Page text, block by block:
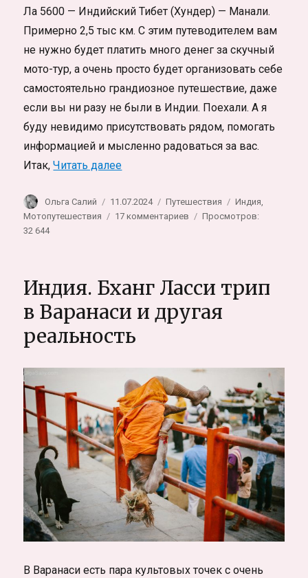
Ла 5600 — Индийский Тибет (Хундер) — Манали.
Примерно 2,5 тыс км. С этим путеводителем вам
не нужно будет платить много денег за скучный
мото-тур, а очень просто будет организовать себе
самостоятельно грандиозное путешествие, даже
если вы ни разу не были в Индии. Поехали. А я
буду невидимо присутствовать рядом, помогать
информацией и мысленно радоваться за вас.
Итак,Читать далее«На мотоцикле по Индии: Малый
Автор
Ольга Салий Опубликовано
11.07.2024 Рубрики
Путешествия Метки
Индия,
Мотопутешествия
17 комментариев
Индии:
Тибет,
Просмотров:
32 644
Индия. Бханг Ласси трип
в Варанаси и другая
реальность
В Варанаси есть пара культовых точек с очень